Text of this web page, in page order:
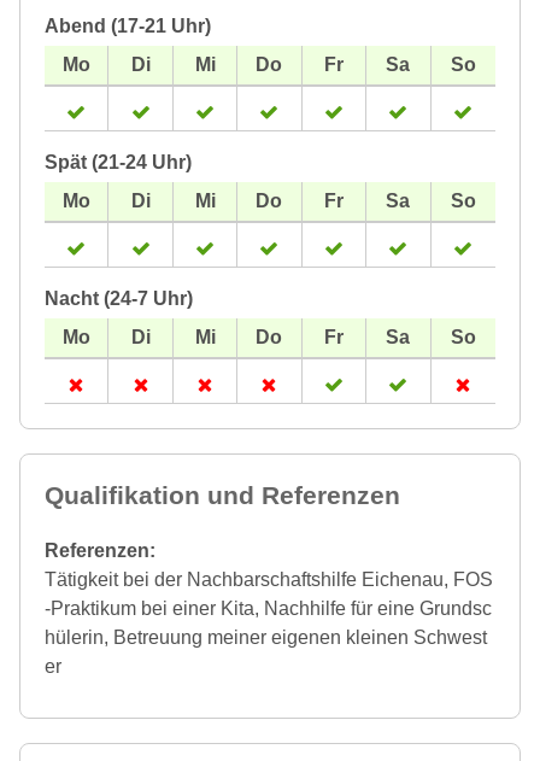
Abend (17-21 Uhr)
Spät (21-24 Uhr)
Nacht (24-7 Uhr)
Qualifikation und Referenzen
Referenzen:
Tätigkeit bei der Nachbarschaftshilfe Eichenau, FOS
-Praktikum bei einer Kita, Nachhilfe für eine Grundsc
hülerin, Betreuung meiner eigenen kleinen Schwest
er